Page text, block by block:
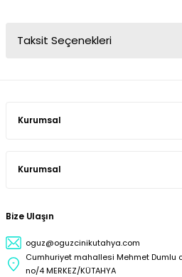
Taksit Seçenekleri
Kurumsal
Kurumsal
Bize Ulaşın
oguz@oguzcinikutahya.com
Cumhuriyet mahallesi Mehmet Dumlu
no/4 MERKEZ/KÜTAHYA